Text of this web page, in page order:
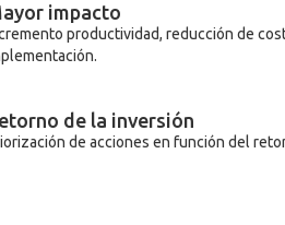
impacto
productividad, reducción de
de la inversión
de acciones en función del